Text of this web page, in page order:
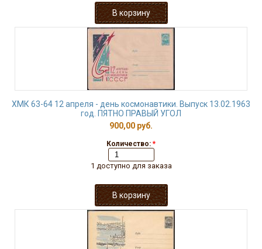
ХМК 63-64 12 апреля - день космонавтики. Выпуск 13.02.1963
год. ПЯТНО ПРАВЫЙ УГОЛ
900,00 руб.
Количество: *
1 доступно для заказа